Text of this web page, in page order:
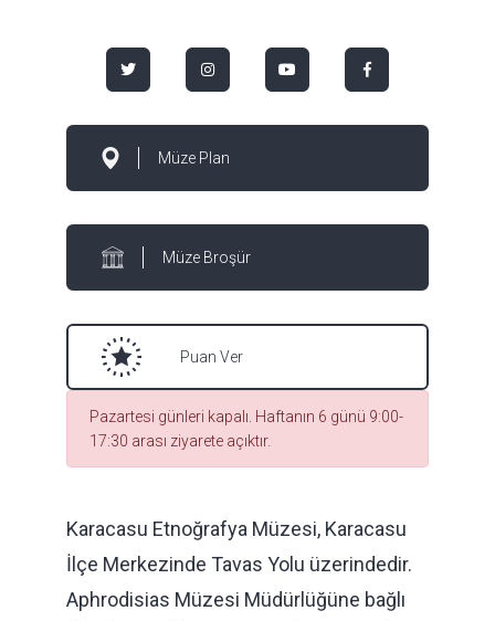
Pazartesi günleri kapalı. Haftanın 6 günü 9:00-
17:30 arası ziyarete açıktır.
Karacasu Etnoğrafya Müzesi, Karacasu
İlçe Merkezinde Tavas Yolu üzerindedir.
Aphrodisias Müzesi Müdürlüğüne bağlı
Müze Plan
Müze Broşür
Puan Ver